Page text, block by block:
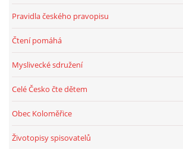
Pravidla českého pravopisu
Čtení pomáhá
Myslivecké sdružení
Celé Česko čte dětem
Obec Koloměřice
Životopisy spisovatelů